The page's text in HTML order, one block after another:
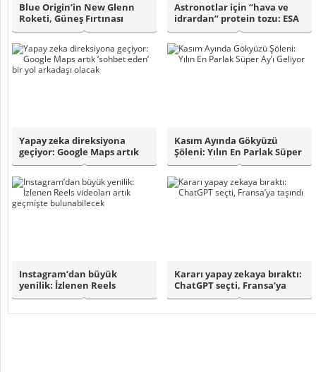
Blue Origin’in New Glenn
Roketi, Güneş Fırtınası
Nedeniyle F..
Astronotlar için “hava ve
idrardan” protein tozu: ESA
test b..
Yapay zeka direksiyona
geçiyor: Google Maps artık
‘sohbet ed..
Kasım Ayında Gökyüzü
Şöleni: Yılın En Parlak Süper
Ay’ı Geli..
Instagram’dan büyük
yenilik: İzlenen Reels
videoları artık g..
Kararı yapay zekaya bıraktı:
ChatGPT seçti, Fransa’ya
taşınd..